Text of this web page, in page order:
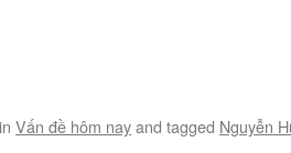
Vấn đề hôm nayand tagged Nguyễn